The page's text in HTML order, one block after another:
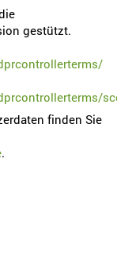
gestützt.
finden Sie
.